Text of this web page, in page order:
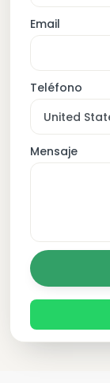
Email
Teléfono
Mensaje